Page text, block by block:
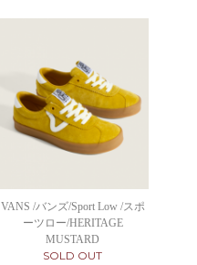
VANS /バンズ/Sport Low /スポ
ーツロー/HERITAGE
MUSTARD
SOLD OUT